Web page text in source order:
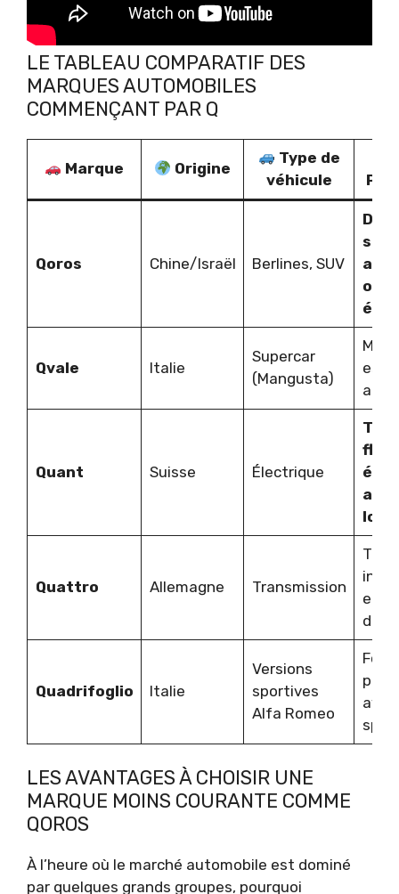
LE TABLEAU COMPARATIF DES
MARQUES AUTOMOBILES
COMMENÇANT PAR Q
Marque Origine
Type de
véhicule
Qoros Chine/Israël Berlines, SUV
Qvale Italie
Supercar
(Mangusta)
Quant Suisse Électrique
flux
Quattro Allemagne Transmission
Quadrifoglio Italie
Versions
sportives
Alfa Romeo
LES AVANTAGES À CHOISIR UNE
MARQUE MOINS COURANTE COMME
QOROS
À l’heure où le marché automobile est dominé
par quelques grands groupes, pourquoi